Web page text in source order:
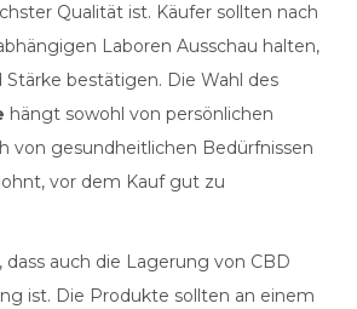
Qualität ist. Käufer sollten nach
Laboren Ausschau halten,
bestätigen. Die Wahl des
hängt sowohl von persönlichen
von gesundheitlichen Bedürfnissen
vor dem Kauf gut zu
dass auch die Lagerung von CBD
ist. Die Produkte sollten an einem